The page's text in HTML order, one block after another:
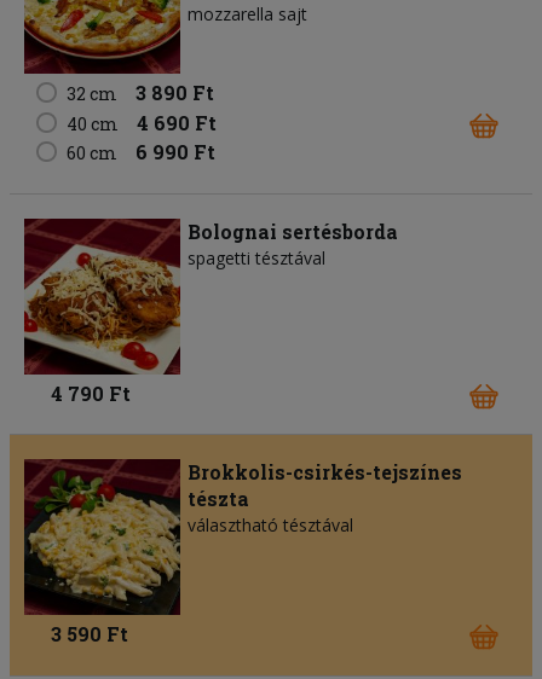
mozzarella sajt
32 cm 3 890 Ft
40 cm 4 690 Ft
60 cm 6 990 Ft
Bolognai sertésborda
spagetti tésztával
4 790 Ft
Brokkolis-csirkés-tejszínes
tészta
választható tésztával
3 590 Ft